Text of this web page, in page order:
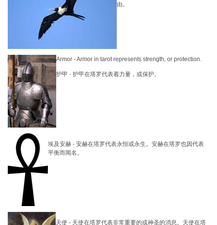
由。
Armor - Armor in tarot represents strength, or protection.
护甲 - 护甲在塔罗代表着力量，或保护。
埃及安赫- 安赫在塔罗代表永恒或永生。安赫在塔罗也因代表
平衡而闻名。
天使 - 天使在塔罗代表非常重要的或神圣的消息。天使在塔